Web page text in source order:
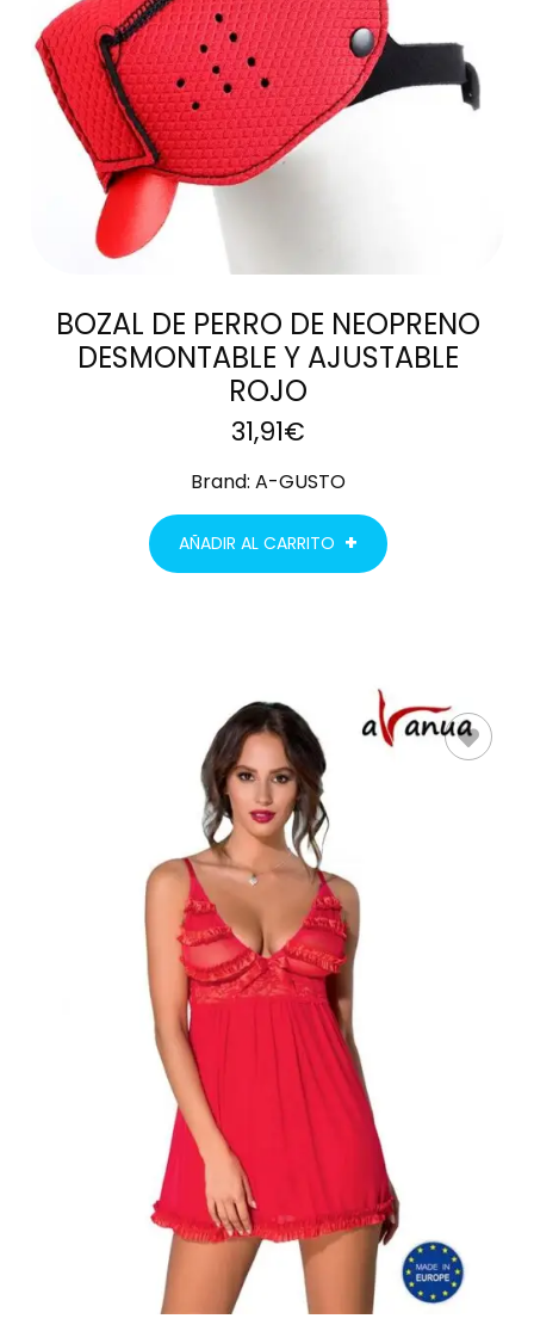
BOZAL DE PERRO DE NEOPRENO
DESMONTABLE Y AJUSTABLE
ROJO
31,91€
Brand: A-GUSTO
AÑADIR AL CARRITO
SELECCIONAR